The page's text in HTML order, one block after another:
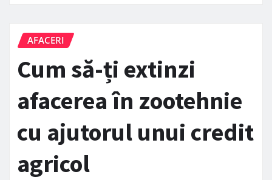
AFACERI
Cum să-ți extinzi
afacerea în zootehnie
cu ajutorul unui credit
agricol